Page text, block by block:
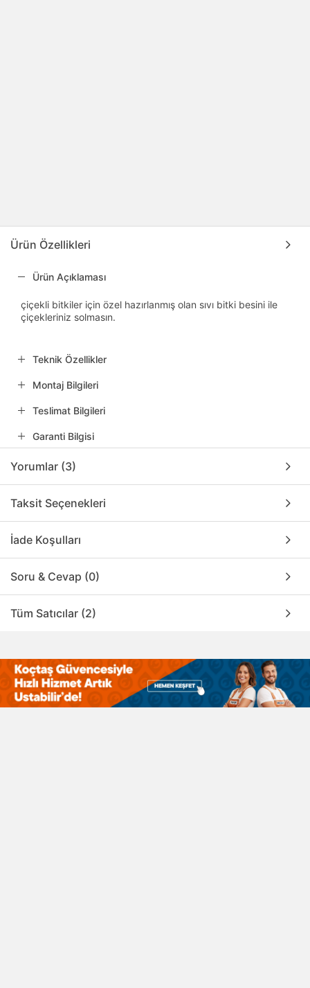
Ürün Özellikleri
Ürün Açıklaması
çiçekli bitkiler için özel hazırlanmış olan sıvı bitki besini ile
çiçekleriniz solmasın.
Teknik Özellikler
Montaj Bilgileri
Teslimat Bilgileri
Garanti Bilgisi
Yorumlar (3)
Taksit Seçenekleri
İade Koşulları
Soru & Cevap (0)
Tüm Satıcılar (2)